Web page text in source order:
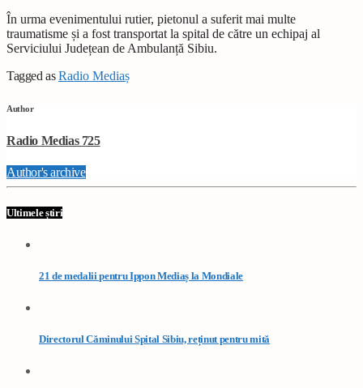
În urma evenimentului rutier, pietonul a suferit mai multe
traumatisme și a fost transportat la spital de către un echipaj al
Serviciului Județean de Ambulanță Sibiu.
Tagged asRadio Mediaș
Author
Radio Medias 725
Author's archive
Ultimele știri
21 de medalii pentru Ippon Mediaș la Mondiale
Directorul Căminului Spital Sibiu, reținut pentru mită